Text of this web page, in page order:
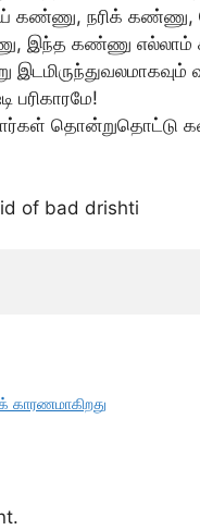
கண்ணு, நரிக்
கண்ணு எல்லாம்
பரிகாரமே!
தொன்றுதொட்டு
of bad drishti
காரணமாகிறது